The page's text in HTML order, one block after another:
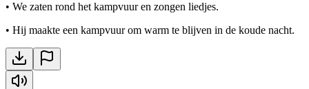
• We zaten rond het kampvuur en zongen liedjes.
• Hij maakte een kampvuur om warm te blijven in de koude nacht.